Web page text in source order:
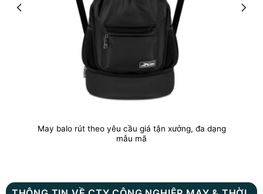
May balo rút theo yêu cầu giá tận xưởng, đa dạng
mẫu mã